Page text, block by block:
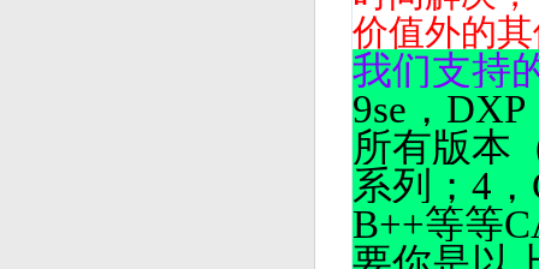
价值外的
我们支持
9se，
所有版本
系列；4
B++等等